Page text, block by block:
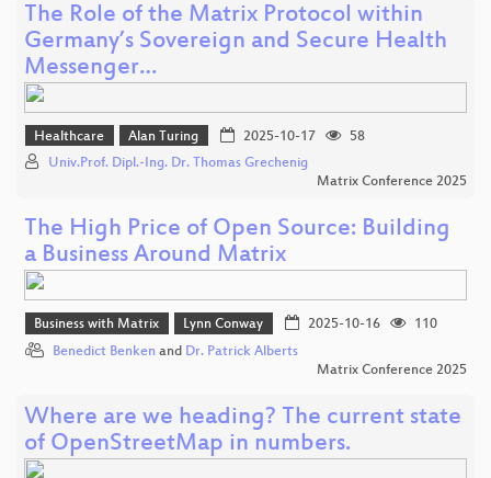
The Role of the Matrix Protocol within
Germany’s Sovereign and Secure Health
Messenger…
Healthcare Alan Turing 2025-10-17
58
Univ.Prof. Dipl.-Ing. Dr. Thomas Grechenig
Matrix Conference 2025
The High Price of Open Source: Building
a Business Around Matrix
Business with Matrix Lynn Conway 2025-10-16
110
Benedict Benken and Dr. Patrick Alberts
Matrix Conference 2025
Where are we heading? The current state
of OpenStreetMap in numbers.